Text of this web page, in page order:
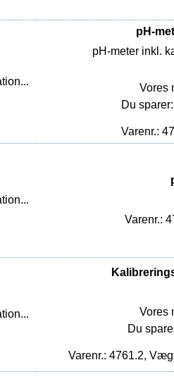
pH-
pH-meter inkl.
Vores
Du
Varenr.:
Varenr.:
Vores
Du
Varenr.: 4761.2,